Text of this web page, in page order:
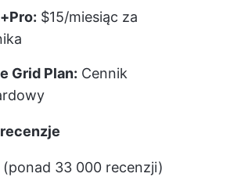
$15/miesiąc za
Grid Plan: Cennik
33 000 recenzji)